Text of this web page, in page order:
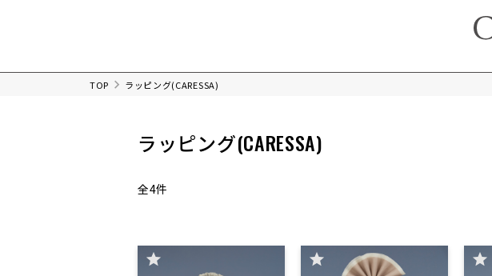
TOP ラッピング(CARESSA)
ラッピング(CARESSA)
全4件